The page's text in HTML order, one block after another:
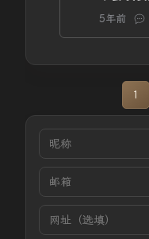
5年前
1